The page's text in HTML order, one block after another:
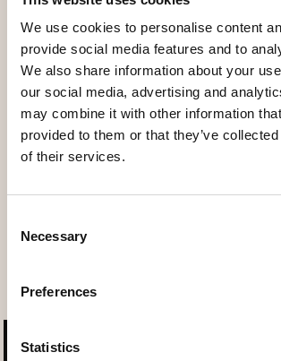
We use cookies to personalise content
provide social media features and to
We also share information about your
our social media, advertising and
may combine it with other information
provided to them or that they’ve
of their services.
Selection
Necessary
Preferences
Statistics
van karton is vernieuwend, modern
interieur. Daarnaast is de
Relight gemaakt van 100%
Een echte eyecatcher voor bij jou in
Bekijk voorbeelden